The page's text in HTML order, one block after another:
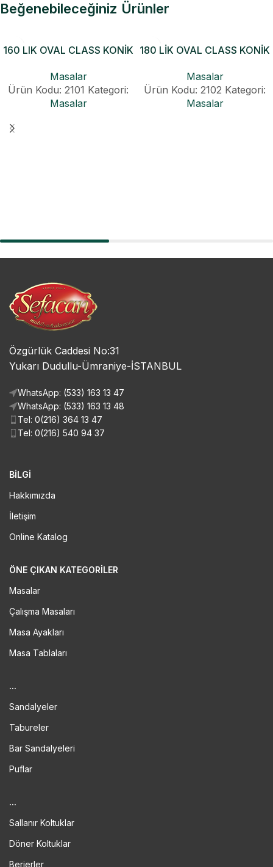
Beğenebileceğiniz Ürünler
160 LIK OVAL CLASS KONİK
Masalar
Ürün Kodu: 2101 Kategori:
Masalar
180 LİK OVAL CLASS KONİK
Masalar
Ürün Kodu: 2102 Kategori:
Masalar
Özgürlük Caddesi No:31
Yukarı Dudullu-Ümraniye-İSTANBUL
WhatsApp: (533) 163 13 47
WhatsApp: (533) 163 13 48
Tel: 0(216) 364 13 47
Tel: 0(216) 540 94 37
BİLGİ
Hakkımızda
İletişim
Online Katalog
ÖNE ÇIKAN KATEGORILER
Masalar
Çalışma Masaları
Masa Ayakları
Masa Tablaları
...
Sandalyeler
Tabureler
Bar Sandalyeleri
Puflar
...
Sallanır Koltuklar
Döner Koltuklar
Berjerler